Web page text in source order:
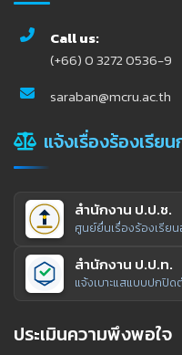
Call us:
(+66) 0 3272 0536-9
saraban@mcru.ac.th
แจ้งเรื่องร้องเรีย
สำนักงาน ป.ป.ช.
ศูนย์ยื่นเรื่องร้องเรีย
สำนักงาน ป.ป.ท.
แจ้งเบาะแสแบบปกปิด
ประเมินความพึงพอใจ